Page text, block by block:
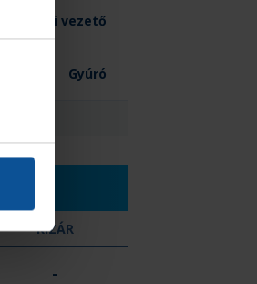
Technikai vezető
Gyúró
KIZÁR
-